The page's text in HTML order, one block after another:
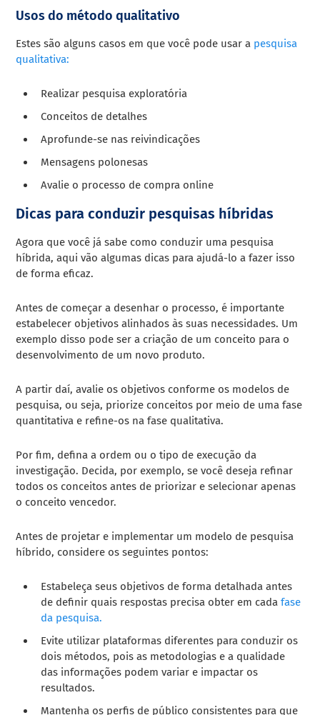
Usos do método qualitativo
Estes são alguns casos em que você pode usar a pesquisa
qualitativa:
Realizar pesquisa exploratória
Conceitos de detalhes
Aprofunde-se nas reivindicações
Mensagens polonesas
Avalie o processo de compra online
Dicas para conduzir pesquisas híbridas
Agora que você já sabe como conduzir uma pesquisa
híbrida, aqui vão algumas dicas para ajudá-lo a fazer isso
de forma eficaz.
Antes de começar a desenhar o processo, é importante
estabelecer objetivos alinhados às suas necessidades. Um
exemplo disso pode ser a criação de um conceito para o
desenvolvimento de um novo produto.
A partir daí, avalie os objetivos conforme os modelos de
pesquisa, ou seja, priorize conceitos por meio de uma fase
quantitativa e refine-os na fase qualitativa.
Por fim, defina a ordem ou o tipo de execução da
investigação. Decida, por exemplo, se você deseja refinar
todos os conceitos antes de priorizar e selecionar apenas
o conceito vencedor.
Antes de projetar e implementar um modelo de pesquisa
híbrido, considere os seguintes pontos:
Estabeleça seus objetivos de forma detalhada antes
de definir quais respostas precisa obter em cadafase
da pesquisa.
Evite utilizar plataformas diferentes para conduzir os
dois métodos, pois as metodologias e a qualidade
das informações podem variar e impactar os
resultados.
Mantenha os perfis de público consistentes para que